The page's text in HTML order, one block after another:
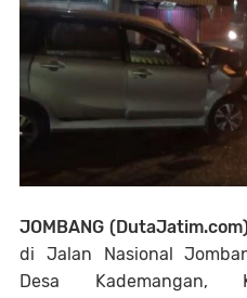
JOMBANG
di Jalan Nasional
Desa Kademangan,